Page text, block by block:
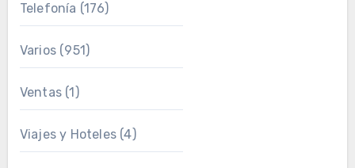
Telefonía (176)
Varios(951)
Ventas(1)
Viajes y Hoteles(4)